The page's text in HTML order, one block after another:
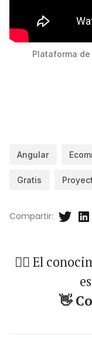
Plataforma
Angular
Gratis
Compartir:
🐱‍🏍 El
👋